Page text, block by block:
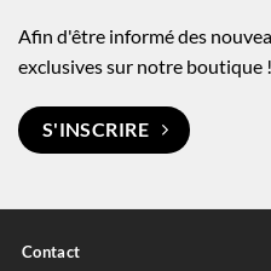
Afin d'être informé des
exclusives sur notre boutique !
S'INSCRIRE
Contact